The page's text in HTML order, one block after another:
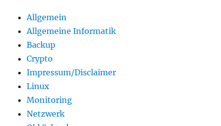
Allgemein
Allgemeine Informatik
Backup
Crypto
Impressum/Disclaimer
Linux
Monitoring
Netzwerk